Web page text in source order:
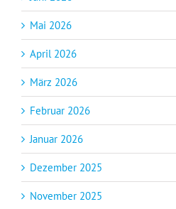
Mai 2026
April 2026
März 2026
Februar 2026
Januar 2026
Dezember 2025
November 2025